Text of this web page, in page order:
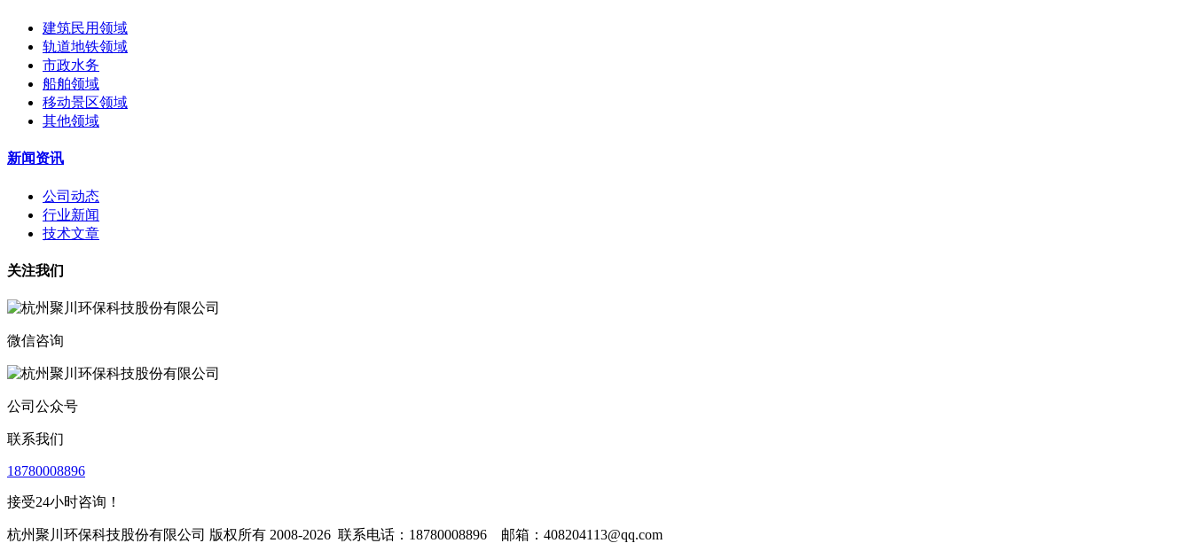
建筑民用领域
轨道地铁领域
市政水务
船舶领域
移动景区领域
其他领域
新闻资讯
公司动态
行业新闻
技术文章
关注我们
微信咨询
公司公众号
联系我们
18780008896
接受24小时咨询！
杭州聚川环保科技股份有限公司 版权所有 2008-2026 联系电话：18780008896 邮箱：408204113@qq.com